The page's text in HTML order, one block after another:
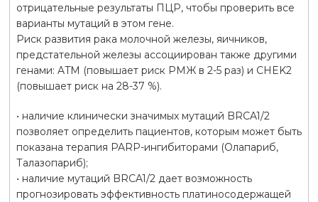
отрицательные результаты ПЦР, чтобы проверить все
варианты мутаций в этом гене.
Риск развития рака молочной железы, яичников,
предстательной железы ассоциирован также другими
генами: ATM (повышает риск РМЖ в 2-5 раз) и CHEK2
(повышает риск на 28-37 %).
• наличие клинически значимых мутаций BRCA1/2
позволяет определить пациентов, которым может быть
показана терапия PARP-ингибиторами (Олапариб,
Талазопариб);
• наличие мутаций BRCA1/2 дает возможность
прогнозировать эффективность платиносодержащей